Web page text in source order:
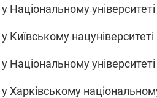
у Національному
у Київському
у Національному
у Харківському